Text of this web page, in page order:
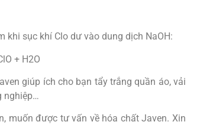
khi sục khí Clo dư vào dung dịch NaOH:
+ H2O
giúp ích cho bạn tẩy trắng quần áo, vải
nghiệp…
muốn được tư vấn về hóa chất Javen. Xin